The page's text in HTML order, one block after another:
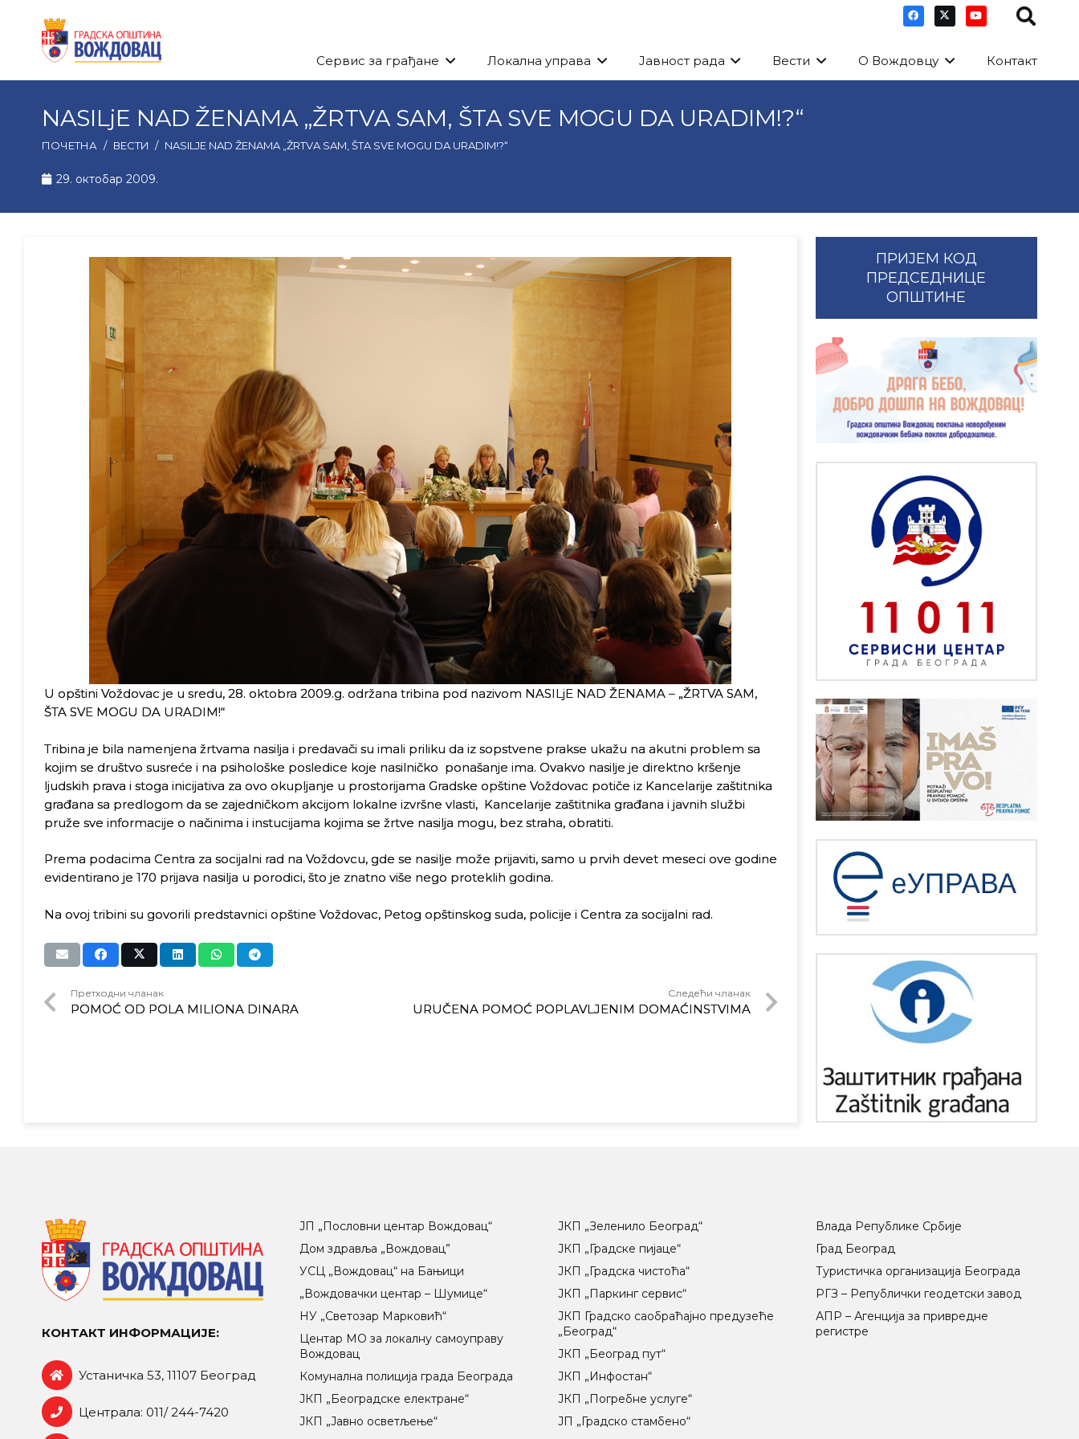
Сервис за грађане Локална управа Јавност рада Вести О Вождовцу Контакт
NASILjE NAD ŽENAMA „ŽRTVA SAM, ŠTA SVE MOGU DA URADIM!?“
ПОЧЕТНА / ВЕСТИ / NASILJE NAD ŽENAMA „ŽRTVA SAM, ŠTA SVE MOGU DA URADIM!?“
29. октобар 2009.
U opštini Voždovac je u sredu, 28. oktobra 2009.g. održana tribina pod nazivom NASILjE NAD ŽENAMA – „ŽRTVA SAM,
ŠTA SVE MOGU DA URADIM!“
Tribina je bila namenjena žrtvama nasilja i predavači su imali priliku da iz sopstvene prakse ukažu na akutni problem sa
kojim se društvo susreće i na psihološke posledice koje nasilničko ponašanje ima. Ovakvo nasilje je direktno kršenje
ljudskih prava i stoga inicijativa za ovo okupljanje u prostorijama Gradske opštine Voždovac potiče iz Kancelarije zaštitnika
građana sa predlogom da se zajedničkom akcijom lokalne izvršne vlasti, Kancelarije zaštitnika građana i javnih službi
pruže sve informacije o načinima i instucijama kojima se žrtve nasilja mogu, bez straha, obratiti.
Prema podacima Centra za socijalni rad na Voždovcu, gde se nasilje može prijaviti, samo u prvih devet meseci ove godine
evidentirano je 170 prijava nasilja u porodici, što je znatno više nego proteklih godina.
Na ovoj tribini su govorili predstavnici opštine Voždovac, Petog opštinskog suda, policije i Centra za socijalni rad.
Претходни чланак
POMOĆ OD POLA MILIONA DINARA
Следећи чланак
URUČENA POMOĆ POPLAVLJENIM DOMAĆINSTVIMA
ПРИЈЕМ КОД
ПРЕДСЕДНИЦЕ
ОПШТИНЕ
КОНТАКТ ИНФОРМАЦИЈЕ:
Устаничка 53, 11107 Београд
Централа: 011/ 244-7420
ЈП „Пословни центар Вождовац“
Дом здравља „Вождовац”
УСЦ „Вождовац“ на Бањици
„Вождовачки центар – Шумице“
НУ „Светозар Марковић“
Центар МO за локалну самоуправу
Вождовац
Комунална полиција града Београда
ЈКП „Београдске електране“
ЈКП „Јавно осветљење“
ЈКП „Зеленило Београд“
ЈКП „Градске пијаце“
ЈКП „Градска чистоћа“
ЈКП „Паркинг сервис“
ЈКП Градско саобраћајно предузеће
„Београд“
ЈКП „Београд пут“
ЈКП „Инфостан“
ЈКП „Погребне услуге“
ЈП „Градско стамбено“
Влада Републике Србије
Град Београд
Туристичка организација Београда
РГЗ – Републички геодетски завод
АПР – Агенција за привредне
регистре